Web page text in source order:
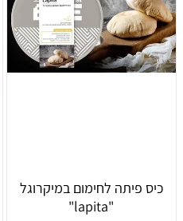
סכום:
400
500
כיס פיתה לחימום במיקרוגל
"lapita"